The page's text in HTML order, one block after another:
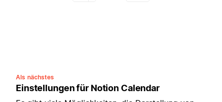
Als nächstes
Einstellungen für Notion Calendar